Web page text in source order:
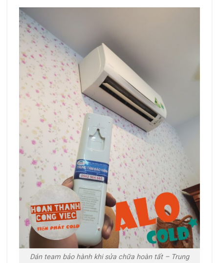
Dán team bảo hành khi sửa chữa hoàn tất – Trung